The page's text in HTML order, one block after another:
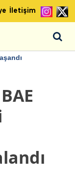
İletişim